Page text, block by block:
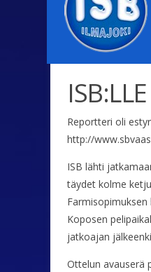
Reportteri oli
http://
ISB lähti
täydet kolme
Koposen
jatkoajan
Ottelun avauserä